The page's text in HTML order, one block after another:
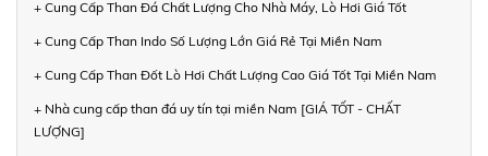
+ Cung Cấp Than Đá Chất Lượng Cho Nhà Máy, Lò Hơi Giá Tốt
+ Cung Cấp Than Indo Số Lượng Lớn Giá Rẻ Tại Miền Nam
+ Cung Cấp Than Đốt Lò Hơi Chất Lượng Cao Giá Tốt Tại Miền Nam
+ Nhà cung cấp than đá uy tín tại miền Nam [GIÁ TỐT - CHẤT
LƯỢNG]